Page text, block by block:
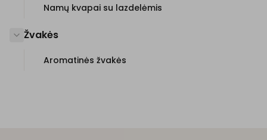
Namų kvapai su lazdelėmis
Žvakės
Aromatinės žvakės